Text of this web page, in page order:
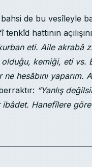
de bu vesîleyle
hattının
eti. Aile akrabâ
olduğu, kemiği, eti vs.
hesâbını yaparım.
“Yanlış
ibâdet. Hanefîlere